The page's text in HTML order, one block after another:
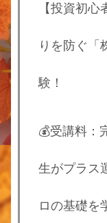
【投資初
りを防ぐ「
験！
💰受講料：
生がプラス
ロの基礎を